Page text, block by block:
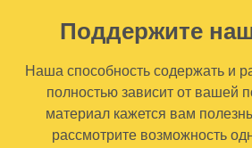
Поддержите
Наша способность содержать и
полностью зависит от вашей
материал кажется вам
рассмотрите возможность